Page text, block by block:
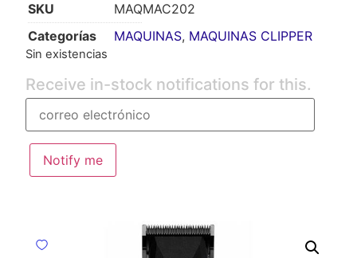
SKU
MAQMAC202
Categorías
MAQUINAS, MAQUINAS CLIPPER
Sin existencias
Receive in-stock notifications for this.
Notify me